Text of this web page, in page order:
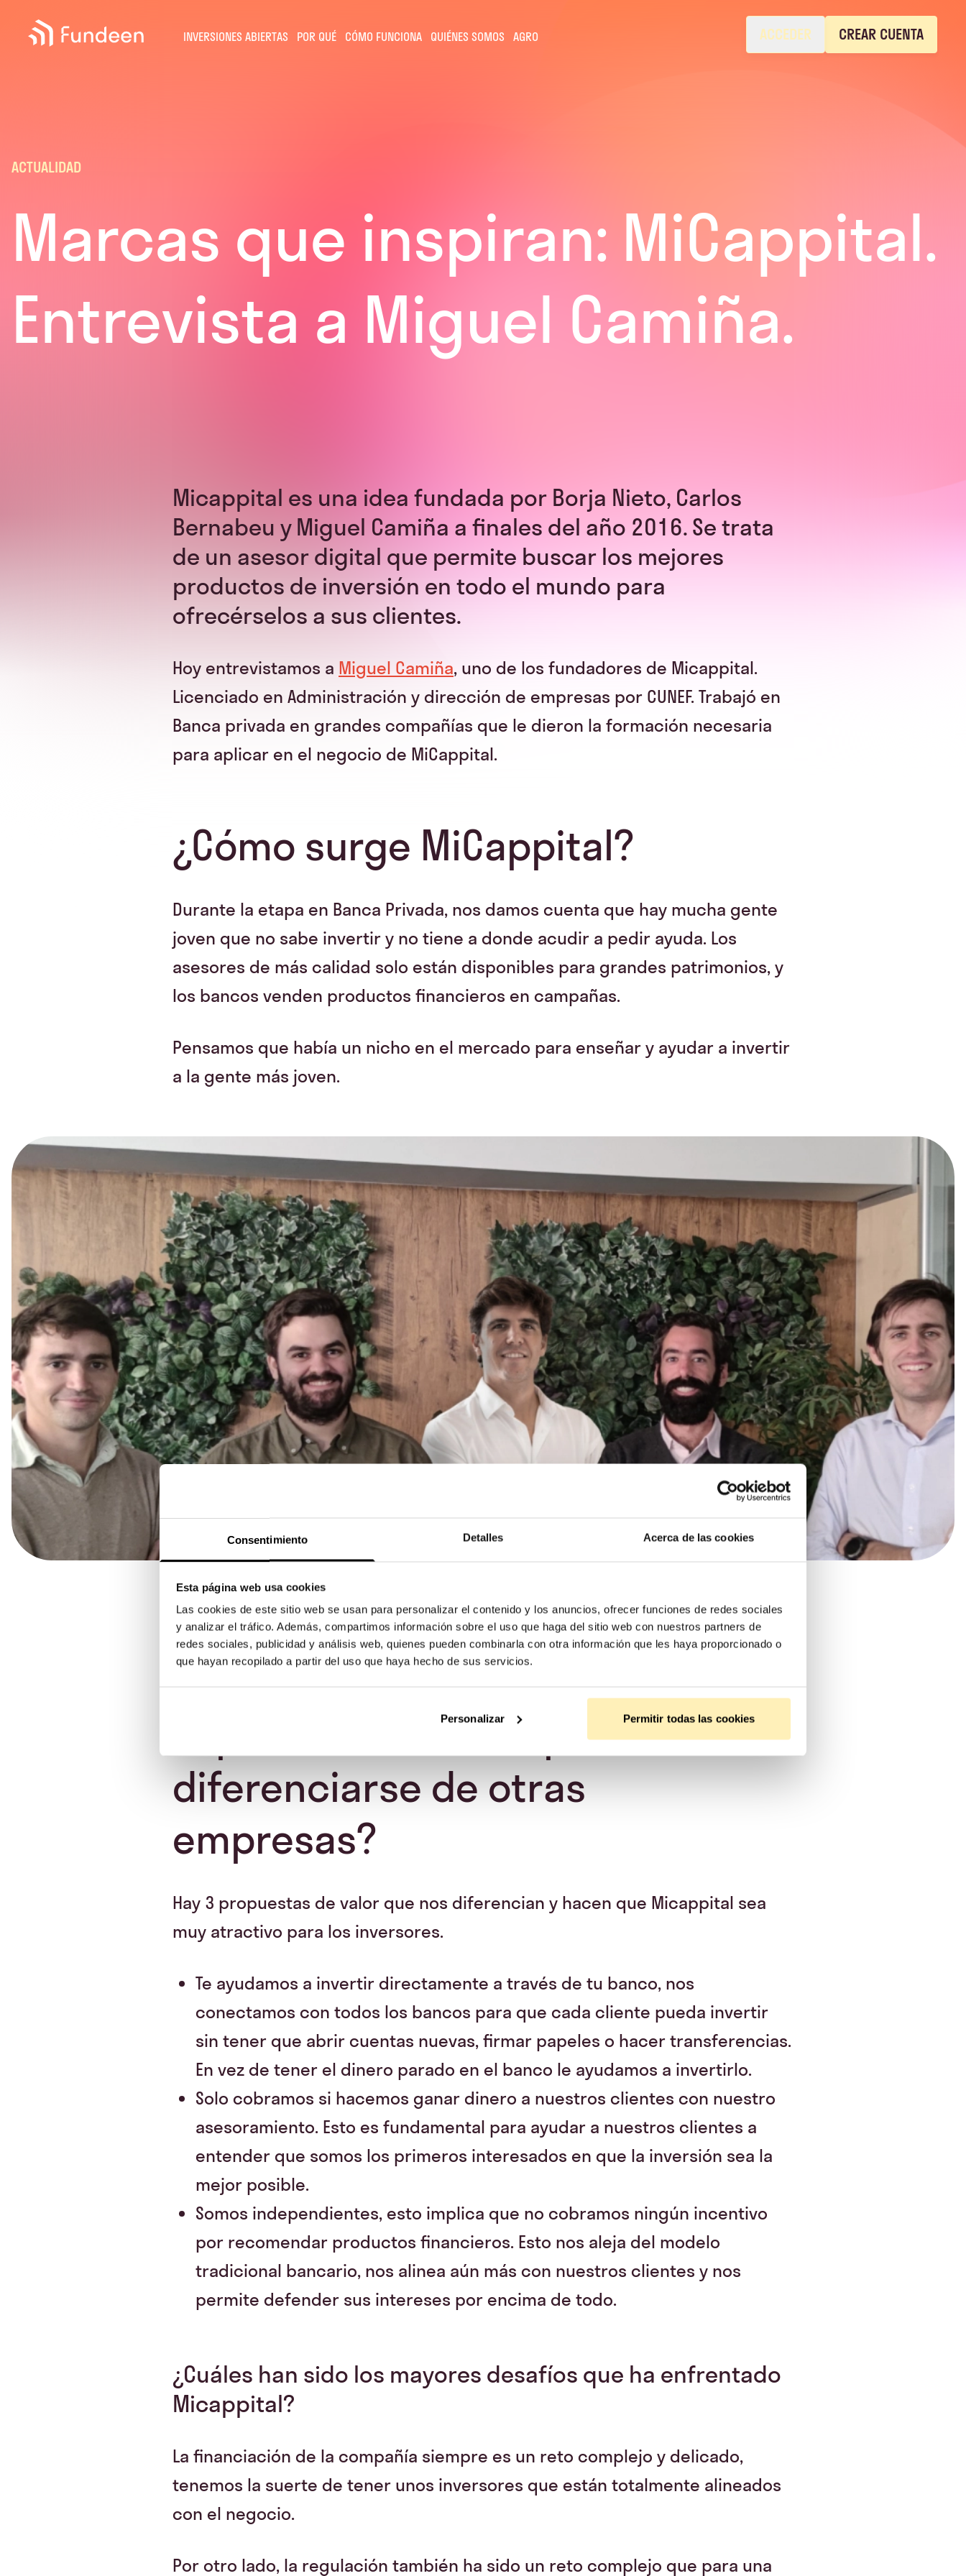
Consentimiento Detalles Acerca de las cookies
Esta página web usa cookies
Las cookies de este sitio web se usan para personalizar el contenido y los anuncios, ofrecer funciones de redes sociales
y analizar el tráfico. Además, compartimos información sobre el uso que haga del sitio web con nuestros partners de
redes sociales, publicidad y análisis web, quienes pueden combinarla con otra información que les haya proporcionado o
que hayan recopilado a partir del uso que haya hecho de sus servicios.
Personalizar Permitir todas las cookies
Fundeen
INVERSIONES ABIERTAS
POR QUÉ CÓMO FUNCIONA QUIÉNES SOMOS AGRO ACCEDER CREAR CUENTA
ACTUALIDAD
Marcas que inspiran: MiCappital.
Entrevista a Miguel Camiña.
Micappital es una idea fundada por Borja Nieto, Carlos
Bernabeu y Miguel Camiña a finales del año 2016. Se trata
de un asesor digital que permite buscar los mejores
productos de inversión en todo el mundo para
ofrecérselos a sus clientes.
Hoy entrevistamos a Miguel Camiña, uno de los fundadores de Micappital.
Licenciado en Administración y dirección de empresas por CUNEF. Trabajó en
Banca privada en grandes compañías que le dieron la formación necesaria
para aplicar en el negocio de MiCappital.
¿Cómo surge MiCappital?
Durante la etapa en Banca Privada, nos damos cuenta que hay mucha gente
joven que no sabe invertir y no tiene a donde acudir a pedir ayuda. Los
asesores de más calidad solo están disponibles para grandes patrimonios, y
los bancos venden productos financieros en campañas.
Pensamos que había un nicho en el mercado para enseñar y ayudar a invertir
a la gente más joven.
¿Qué servicios o características
especiales ofrecéis para
diferenciarse de otras
empresas?
Hay 3 propuestas de valor que nos diferencian y hacen que Micappital sea
muy atractivo para los inversores.
Te ayudamos a invertir directamente a través de tu banco, nos
conectamos con todos los bancos para que cada cliente pueda invertir
sin tener que abrir cuentas nuevas, firmar papeles o hacer transferencias.
En vez de tener el dinero parado en el banco le ayudamos a invertirlo.
Solo cobramos si hacemos ganar dinero a nuestros clientes con nuestro
asesoramiento. Esto es fundamental para ayudar a nuestros clientes a
entender que somos los primeros interesados en que la inversión sea la
mejor posible.
Somos independientes, esto implica que no cobramos ningún incentivo
por recomendar productos financieros. Esto nos aleja del modelo
tradicional bancario, nos alinea aún más con nuestros clientes y nos
permite defender sus intereses por encima de todo.
¿Cuáles han sido los mayores desafíos que ha enfrentado
Micappital?
La financiación de la compañía siempre es un reto complejo y delicado,
tenemos la suerte de tener unos inversores que están totalmente alineados
con el negocio.
Por otro lado, la regulación también ha sido un reto complejo que para una